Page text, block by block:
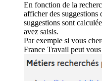
En fonction de la
afficher des suggestions
suggestions sont
avez saisis.
Par exemple si vous
France Travail peut